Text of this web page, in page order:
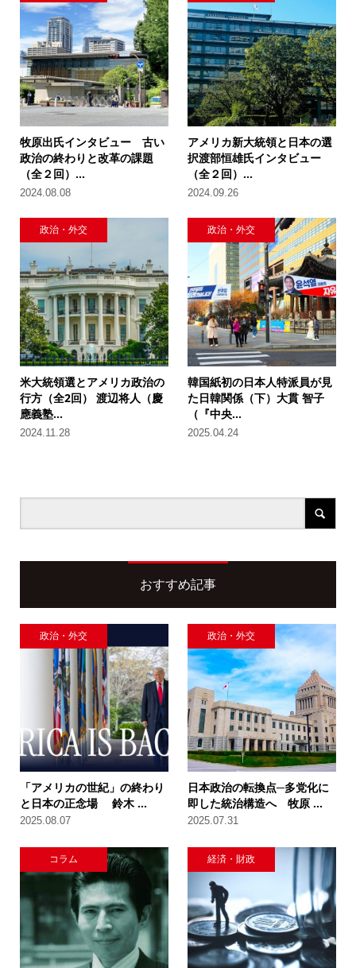
牧原出氏インタビュー 古い
政治の終わりと改革の課題
（全２回）...
2024.08.08
アメリカ新大統領と日本の選
択渡部恒雄氏インタビュー
（全２回）...
2024.09.26
政治・外交
米大統領選とアメリカ政治の
行方（全2回） 渡辺将人（慶
應義塾...
2024.11.28
政治・外交
韓国紙初の日本人特派員が見
た日韓関係（下）大貫 智子
（『中央...
2025.04.24
おすすめ記事
政治・外交
「アメリカの世紀」の終わり
と日本の正念場 鈴木 ...
2025.08.07
政治・外交
日本政治の転換点─多党化に
即した統治構造へ 牧原 ...
2025.07.31
コラム 経済・財政